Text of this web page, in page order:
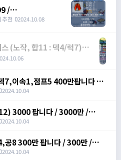
/
o/sdQE1skg
추천 02024.10.08
스 (노작, 합11 : 덱4/럭7)
. / 2500만 /
o/sJBMMI9e
7,이속1,점프5 400만팝니다 /
post/write?
2024.10.04
3000 팝니다 / 3000만 /
post/write?
2024.10.04
공8 300만 팝니다 / 300만 /
post/write?
2024.10.04